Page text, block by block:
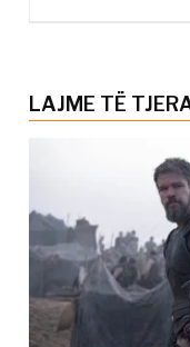
LAJME TË